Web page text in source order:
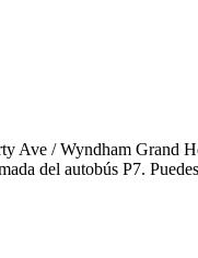
Ave / Wyndham Grand
del autobús P7.